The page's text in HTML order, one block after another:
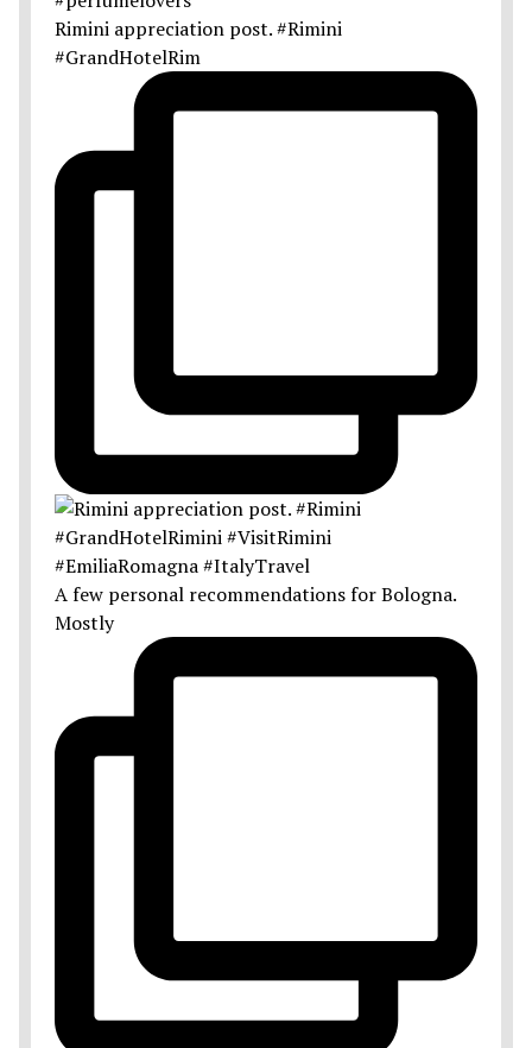
Rimini appreciation post. #Rimini
#GrandHotelRim
A few personal recommendations for Bologna.
Mostly